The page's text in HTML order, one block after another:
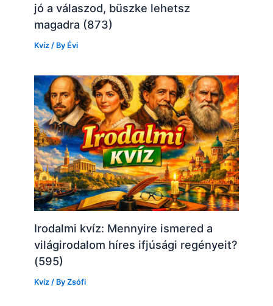
jó a válaszod, büszke lehetsz
magadra (873)
Kvíz / By Évi
Irodalmi kvíz: Mennyire ismered a
világirodalom híres ifjúsági regényeit?
(595)
Kvíz / ByZsófi